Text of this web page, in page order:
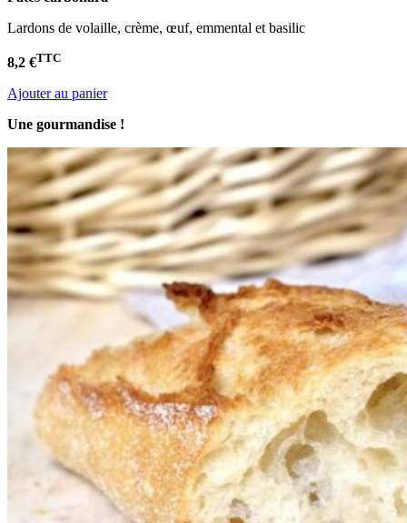
Lardons de volaille, crème, œuf, emmental et basilic
8,2 €TTC
Ajouter au panier
Une gourmandise !